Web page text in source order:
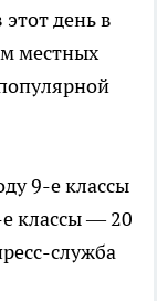
день в
местных
9-е классы
классы — 20
служба